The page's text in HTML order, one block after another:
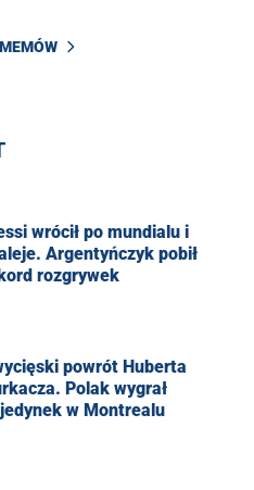
wrócił po mundialu i
Argentyńczyk pobił
rozgrywek
powrót Huberta
Polak wygrał
w Montrealu